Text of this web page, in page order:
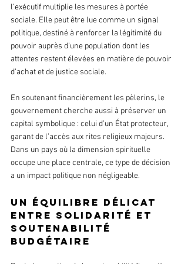
l’exécutif multiplie les mesures à portée
sociale. Elle peut être lue comme un signal
politique, destiné à renforcer la légitimité du
pouvoir auprès d’une population dont les
attentes restent élevées en matière de pouvoir
d’achat et de justice sociale.
En soutenant financièrement les pèlerins, le
gouvernement cherche aussi à préserver un
capital symbolique : celui d’un État protecteur,
garant de l’accès aux rites religieux majeurs.
Dans un pays où la dimension spirituelle
occupe une place centrale, ce type de décision
a un impact politique non négligeable.
Un équilibre délicat
entre solidarité et
soutenabilité
budgétaire